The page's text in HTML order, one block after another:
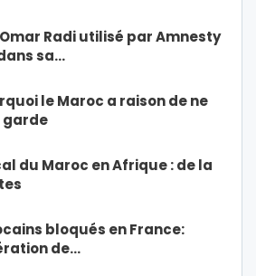
Radi utilisé par Amnesty
sa…
le Maroc a raison de ne
garde
du Maroc en Afrique : de la
bloqués en France:
de…